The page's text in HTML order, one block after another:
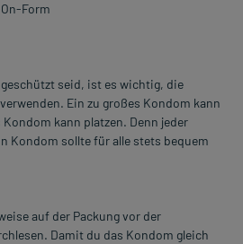
Form
seid, ist es wichtig, die
Ein zu großes Kondom kann
kann platzen. Denn jeder
Kondom sollte für alle stets bequem
auf der Packung vor der
Damit du das Kondom gleich